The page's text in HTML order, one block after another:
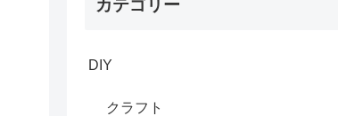
カテゴリー
DIY
クラフト